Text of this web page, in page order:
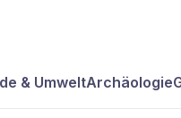
& UmweltArchäologie